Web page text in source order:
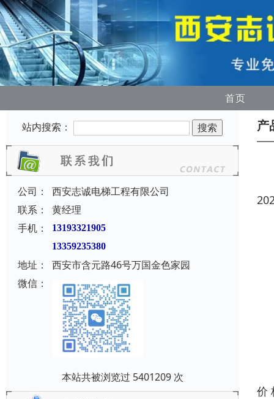
首页
站内搜索：
公司：
西安志诚电梯工程有限公司
联系：
黄经理
手机：
13193321905
13359235380
地址：
西安市含元路46号万国金色家园
微信：
本站共被浏览过 5401209 次
产
价